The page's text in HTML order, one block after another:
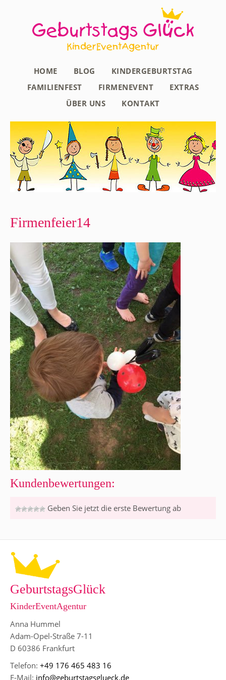
HOME BLOG
KINDERGEBURTSTAG
FAMILIENFEST
FIRMENEVENT
EXTRAS
ÜBER UNS
KONTAKT
Firmenfeier14
Kundenbewertungen:
Geben Sie jetzt die erste Bewertung ab
GeburtstagsGlück
KinderEventAgentur
Anna Hummel
Adam-Opel-Straße 7-11
D 60386 Frankfurt
Telefon: +49 176 465 483 16
E-Mail: info@geburtstagsglueck.de